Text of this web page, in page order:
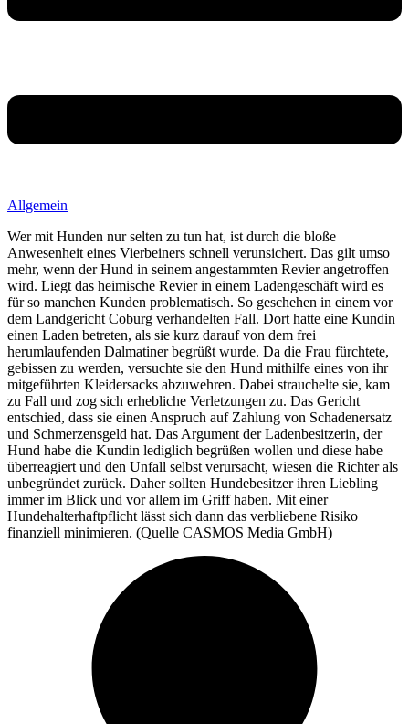
Allgemein
Wer mit Hunden nur selten zu tun hat, ist durch die bloße
Anwesenheit eines Vierbeiners schnell verunsichert. Das gilt umso
mehr, wenn der Hund in seinem angestammten Revier angetroffen
wird. Liegt das heimische Revier in einem Ladengeschäft wird es
für so manchen Kunden problematisch. So geschehen in einem vor
dem Landgericht Coburg verhandelten Fall. Dort hatte eine Kundin
einen Laden betreten, als sie kurz darauf von dem frei
herumlaufenden Dalmatiner begrüßt wurde. Da die Frau fürchtete,
gebissen zu werden, versuchte sie den Hund mithilfe eines von ihr
mitgeführten Kleidersacks abzuwehren. Dabei strauchelte sie, kam
zu Fall und zog sich erhebliche Verletzungen zu. Das Gericht
entschied, dass sie einen Anspruch auf Zahlung von Schadenersatz
und Schmerzensgeld hat. Das Argument der Ladenbesitzerin, der
Hund habe die Kundin lediglich begrüßen wollen und diese habe
überreagiert und den Unfall selbst verursacht, wiesen die Richter als
unbegründet zurück. Daher sollten Hundebesitzer ihren Liebling
immer im Blick und vor allem im Griff haben. Mit einer
Hundehalterhaftpflicht lässt sich dann das verbliebene Risiko
finanziell minimieren. (Quelle CASMOS Media GmbH)